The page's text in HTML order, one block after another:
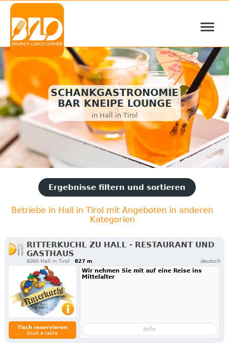
≡
SCHANKGASTRONOMIE
BAR KNEIPE LOUNGE
in Hall in Tirol
Ergebnisse filtern und sortieren
Betriebe in Hall in Tirol mit Angeboten in anderen
Kategorien
RITTERKUCHL ZU HALL - RESTAURANT UND
GASTHAUS
6060 Hall in Tirol 827 m deutsch
Tisch reservieren
book a table
Wir nehmen Sie mit auf eine Reise ins
Mittelalter
Info